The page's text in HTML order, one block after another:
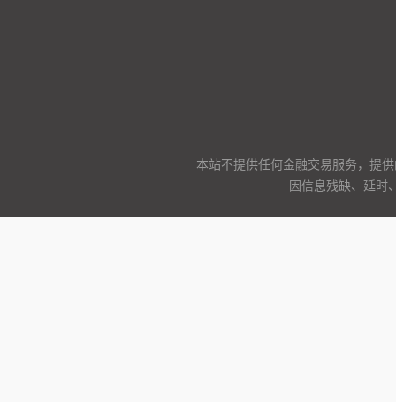
本站不提供任何金融交易服务，提
因信息残缺、延时